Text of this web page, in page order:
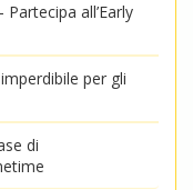
all’Early
per gli
di